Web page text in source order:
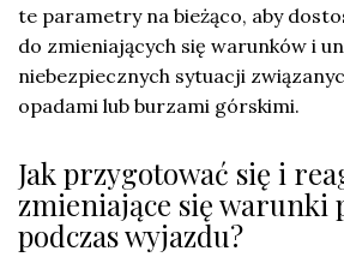
te parametry na bieżąco, aby
do zmieniających się warunków i
niebezpiecznych sytuacji
opadami lub burzami górskimi.
Jak przygotować się i
zmieniające się warunki
podczas wyjazdu?